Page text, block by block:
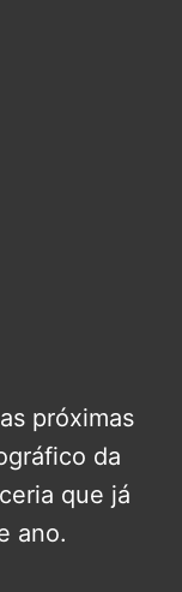
próximas
da
que já
ano.